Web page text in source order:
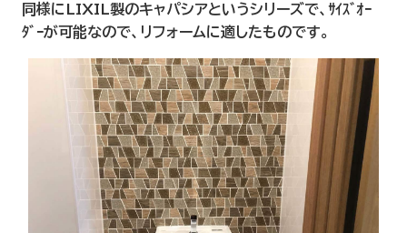
同様にLIXIL製のキャパシアというシリーズで、ｻｲｽﾞｵｰ
ﾀﾞｰが可能なので、リフォームに適したものです。